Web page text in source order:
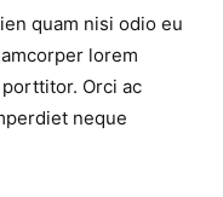
quam nisi odio eu
lorem
Orci ac
neque